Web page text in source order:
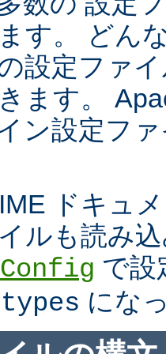
す。 どん
設定ファ
ます。
ン設定フ
ドキュ
ルも読み
で設
にな